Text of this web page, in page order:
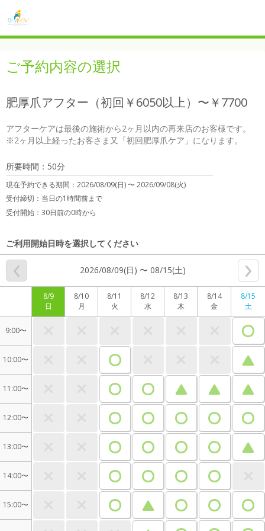
ご予約内容の選択
肥厚爪アフター（初回￥6050以上）〜￥7700
アフターケアは最後の施術から2ヶ月以内の再来店のお客様です。
※2ヶ月以上経ったお客さま又「初回肥厚爪ケア」になります。
所要時間：50分
現在予約できる期間： 2026/08/09(日) 〜2026/09/08(火)
受付締切： 当日の1時間前まで
受付開始： 30日前の0時から
ご利用開始日時を選択してください
2026/08/09(日) 〜 08/15(土)
8/9
日
8/10
月
8/11
火
8/12
水
8/13
木
8/14
金
8/15
土
9:00〜
10:00〜
11:00〜
12:00〜
13:00〜
14:00〜
15:00〜